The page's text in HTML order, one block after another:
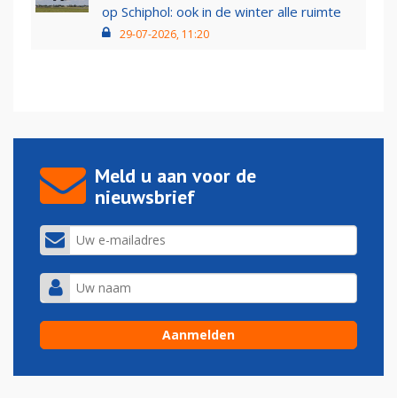
op Schiphol: ook in de winter alle ruimte
29-07-2026, 11:20
Meld u aan voor de
nieuwsbrief